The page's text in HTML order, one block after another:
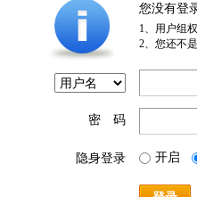
您没有登
1、用户组
2、您还不
密 码
隐身登录 开启